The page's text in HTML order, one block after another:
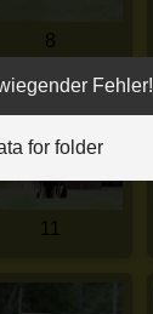
8
11
Fehler!
for folder